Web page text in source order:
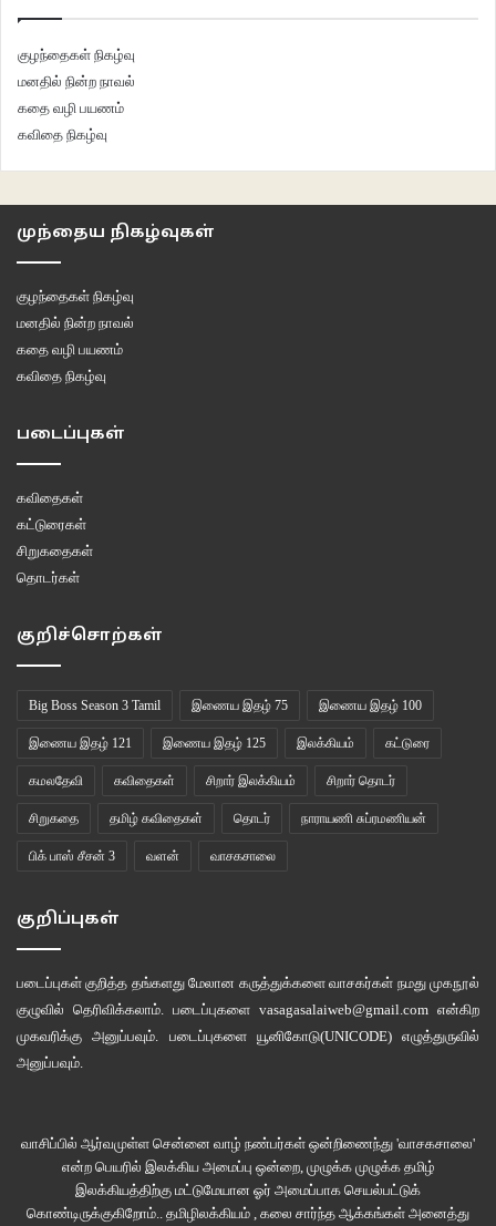
குழந்தைகள் நிகழ்வு
மனதில் நின்ற நாவல்
கதை வழி பயணம்
கவிதை நிகழ்வு
முந்தைய நிகழ்வுகள்
குழந்தைகள் நிகழ்வு
மனதில் நின்ற நாவல்
கதை வழி பயணம்
கவிதை நிகழ்வு
படைப்புகள்
கவிதைகள்
கட்டுரைகள்
சிறுகதைகள்
தொடர்கள்
குறிச்சொற்கள்
Big Boss Season 3 Tamil இணைய இதழ் 75 இணைய இதழ் 100
இணைய இதழ் 121 இணைய இதழ் 125 இலக்கியம் கட்டுரை
கமலதேவி கவிதைகள் சிறார் இலக்கியம் சிறார் தொடர்
சிறுகதை தமிழ் கவிதைகள் தொடர் நாராயணி சுப்ரமணியன்
பிக் பாஸ் சீசன் 3 வளன் வாசகசாலை
குறிப்புகள்
படைப்புகள் குறித்த தங்களது மேலான கருத்துக்களை வாசகர்கள் நமது முகநூல்
குழுவில் தெரிவிக்கலாம். படைப்புகளை vasagasalaiweb@gmail.com என்கிற
முகவரிக்கு அனுப்பவும். படைப்புகளை யூனிகோடு(UNICODE)எழுத்துருவில்
அனுப்பவும்.
வாசிப்பில் ஆர்வமுள்ள சென்னை வாழ் நண்பர்கள் ஒன்றிணைந்து 'வாசகசாலை'
என்ற பெயரில் இலக்கிய அமைப்பு ஒன்றை, முழுக்க முழுக்க தமிழ்
இலக்கியத்திற்கு மட்டுமேயான ஓர் அமைப்பாக செயல்பட்டுக்
கொண்டிருக்குகிறோம்.. தமிழிலக்கியம் , கலை சார்ந்த ஆக்கங்கள் அனைத்து